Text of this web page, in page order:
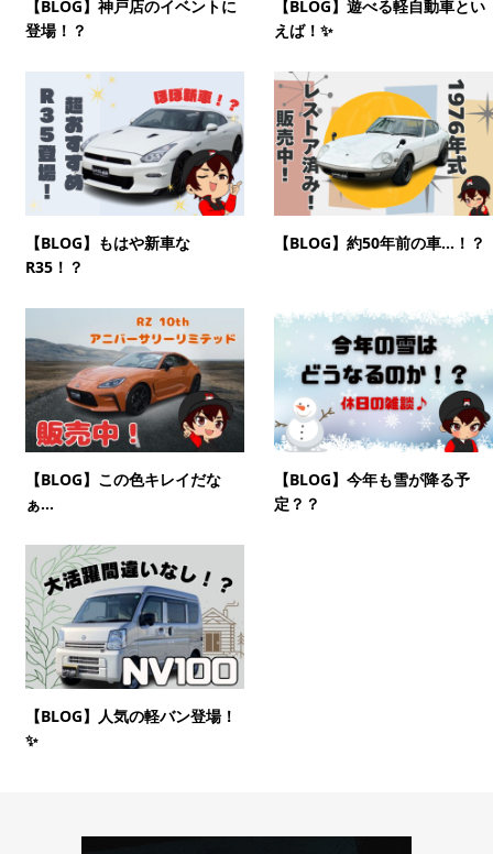
【BLOG】神戸店のイベントに
登場！？
【BLOG】遊べる軽自動車とい
えば！✨
【BLOG】もはや新車な
R35！？
【BLOG】約50年前の車…！？
【BLOG】この色キレイだな
ぁ…
【BLOG】今年も雪が降る予
定？？
【BLOG】人気の軽バン登場！
✨